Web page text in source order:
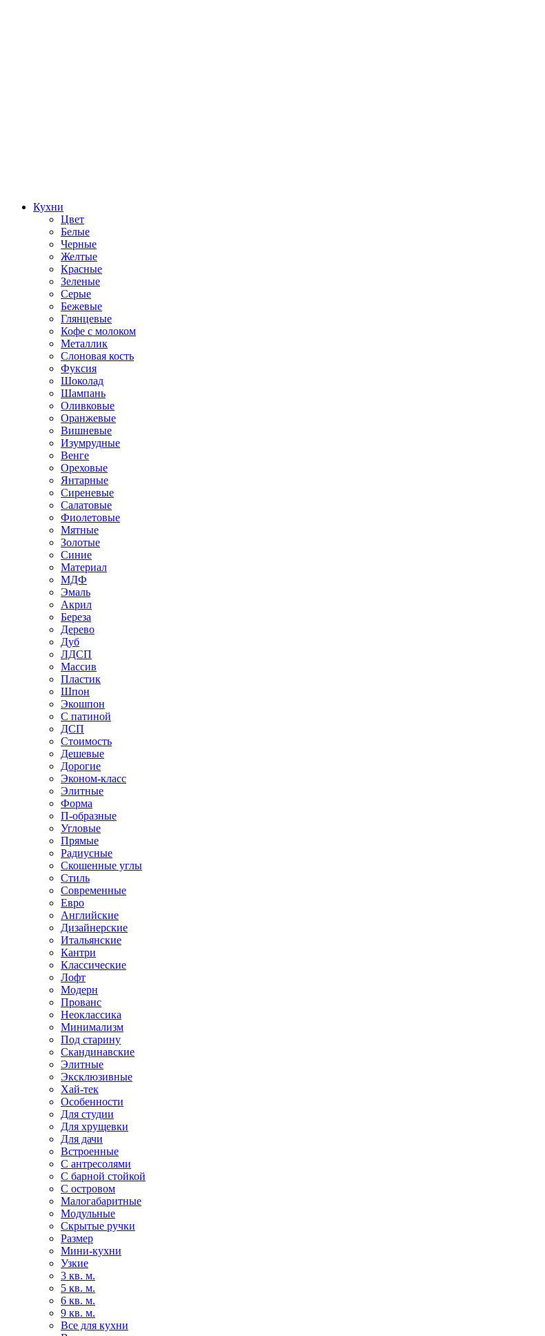
Кухни
Цвет
Белые
Черные
Желтые
Красные
Зеленые
Серые
Бежевые
Глянцевые
Кофе с молоком
Металлик
Слоновая кость
Фуксия
Шоколад
Шампань
Оливковые
Оранжевые
Вишневые
Изумрудные
Венге
Ореховые
Янтарные
Сиреневые
Салатовые
Фиолетовые
Мятные
Золотые
Синие
Материал
МДФ
Эмаль
Акрил
Береза
Дерево
Дуб
ЛДСП
Массив
Пластик
Шпон
Экошпон
С патиной
ДСП
Стоимость
Дешевые
Дорогие
Эконом-класс
Элитные
Форма
П-образные
Угловые
Прямые
Радиусные
Скошенные углы
Стиль
Современные
Евро
Английские
Дизайнерские
Итальянские
Кантри
Классические
Лофт
Модерн
Прованс
Неоклассика
Минимализм
Под старину
Скандинавские
Элитные
Эксклюзивные
Хай-тек
Особенности
Для студии
Для хрущевки
Для дачи
Встроенные
С антресолями
С барной стойкой
С островом
Малогабаритные
Модульные
Скрытые ручки
Размер
Мини-кухни
Узкие
3 кв. м.
5 кв. м.
6 кв. м.
9 кв. м.
Все для кухни